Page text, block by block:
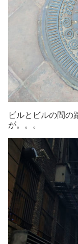
ビルとビルの間の
が。。。